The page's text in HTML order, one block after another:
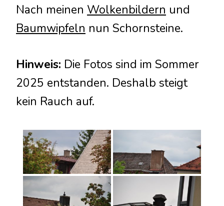
Nach meinen Wolkenbildern und
Baumwipfeln nun Schornsteine.
Hinweis: Die Fotos sind im Sommer
2025 entstanden. Deshalb steigt
kein Rauch auf.